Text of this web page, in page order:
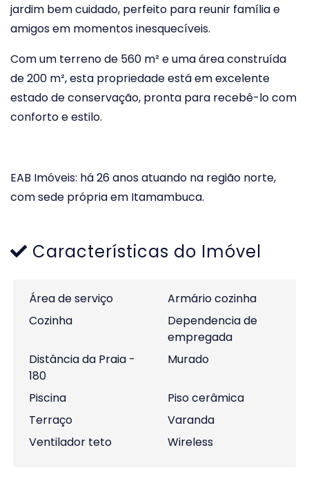
jardim bem cuidado, perfeito para reunir família e
amigos em momentos inesquecíveis.
Com um terreno de 560 m² e uma área construída
de 200 m², esta propriedade está em excelente
estado de conservação, pronta para recebê-lo com
conforto e estilo.
EAB Imóveis: há 26 anos atuando na região norte,
com sede própria em Itamambuca.
Características do Imóvel
Área de serviço
Armário cozinha
Cozinha
Dependencia de
empregada
Distância da Praia -
180
Murado
Piscina
Piso cerâmica
Terraço
Varanda
Ventilador teto
Wireless